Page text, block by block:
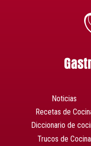
Noticias
Recetas de
Diccionario de
Trucos de Cocina